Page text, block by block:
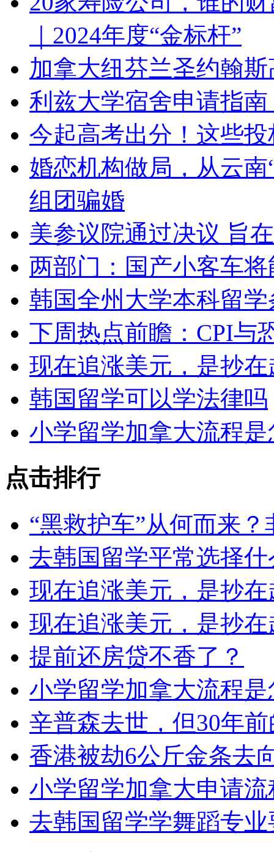
｜2024年度“金标杆”
加拿大纽芬兰圣约翰
利兹大学宿舍申请指
今起高考出分！这些
婚恋机构做局，从云
组团骗婚
美参议院通过决议 旨
两部门：国产小客车
韩国全州大学本科留
下周热点前瞻：CPI与
现在追涨美元，是抄
韩国留学可以学法律吗
小学留学加拿大流程
点击排行
“黑救护车”从何而来
去韩国留学平常选择
现在追涨美元，是抄
现在追涨美元，是抄
提前还房贷不香了？
小学留学加拿大流程
辛普森去世，但30年
香港被劫6公斤金条去
小学留学加拿大申请
去韩国留学学舞蹈专